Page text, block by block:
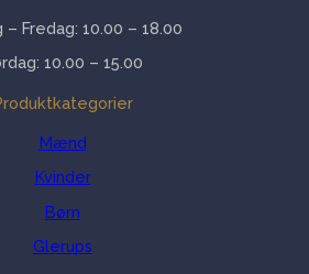
– Fredag: 10.00 – 18.00
10.00 – 15.00
Mænd
Kvinder
Børn
Glerups